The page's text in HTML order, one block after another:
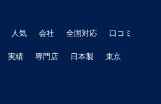
人気 会社 全国対応 口コミ
実績 専門店 日本製 東京